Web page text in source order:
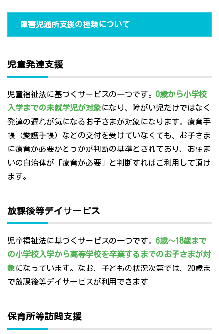
障害児通所支援の種類について
児童発達支援
児童福祉法に基づくサービスの一つです。 0歳から小学校
入学までの未就学児が対象になり、障がい児だけではなく
発達の遅れが気になるお子さまが対象になります。療育手
帳（愛護手帳）などの交付を受けていなくても、お子さま
に療育が必要かどうかが判断の基準とされており、お住ま
いの自治体が「療育が必要」と判断すればご利用して頂け
ます。
放課後等デイサービス
児童福祉法に基づくサービスの一つです。 6歳～18歳まで
の小学校入学から高等学校を卒業するまでのお子さまが対
象になっています。なお、子どもの状況次第では、20歳ま
で放課後等デイサービスが利用できます
保育所等訪問支援